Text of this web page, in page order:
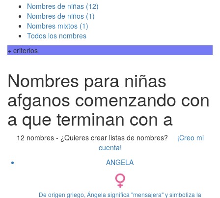
Nombres de niñas (12)
Nombres de niños (1)
Nombres mixtos (1)
Todos los nombres
+ criterios
Nombres para niñas
afganos comenzando con
a que terminan con a
12 nombres - ¿Quieres crear listas de nombres?
¡Creo mi
cuenta!
ANGELA
De origen griego, Ángela significa "mensajera" y simboliza la